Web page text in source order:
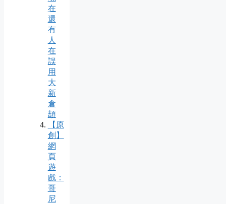
在
還
有
人
在
誤
用
大
新
倉
頡
【原
創】
網
頁
遊
戲：
哥
尼